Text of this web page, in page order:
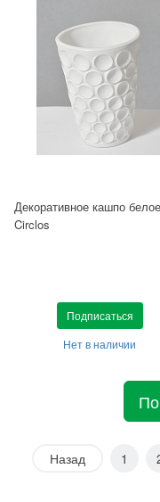
Декоративное кашпо белое
Circlos
Подписаться
Нет в наличии
Назад 1